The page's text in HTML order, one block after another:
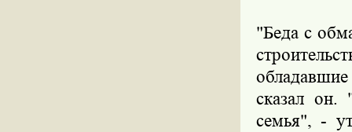
"Беда с
сказал
семья", -